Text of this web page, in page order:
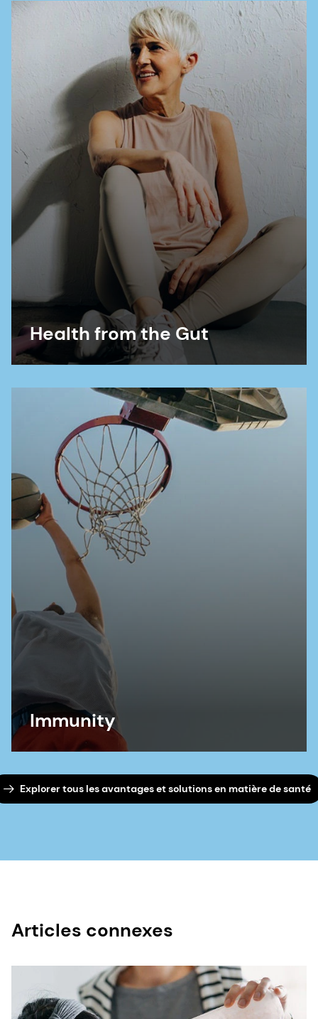
crobiology, 79(19):6040-6049.
6. Duranti, S., Lugli, G. A., Milani, C., James, K., Man-
cabelli, L., Turroni, F., Alessandri, G., Mangifesta, M.,
Mancino, W., Os- siprandi, M. C., Iori, A., Rota, C.,
Gargano, G., Bernasconi, S., Di Pierro, F., van
Sinderen, D. et Ventura, M. (2019). Bifidobacterium
bifidum et le microbiote intestinal du nourrisson :
un cas intrigant de coévolution microbe-hôte.
Environmental Microbiology, 21(10):3683-3695.
Health from the Gut
Immunity
Explorer tous les avantages et solutions en matière de santé
Articles connexes